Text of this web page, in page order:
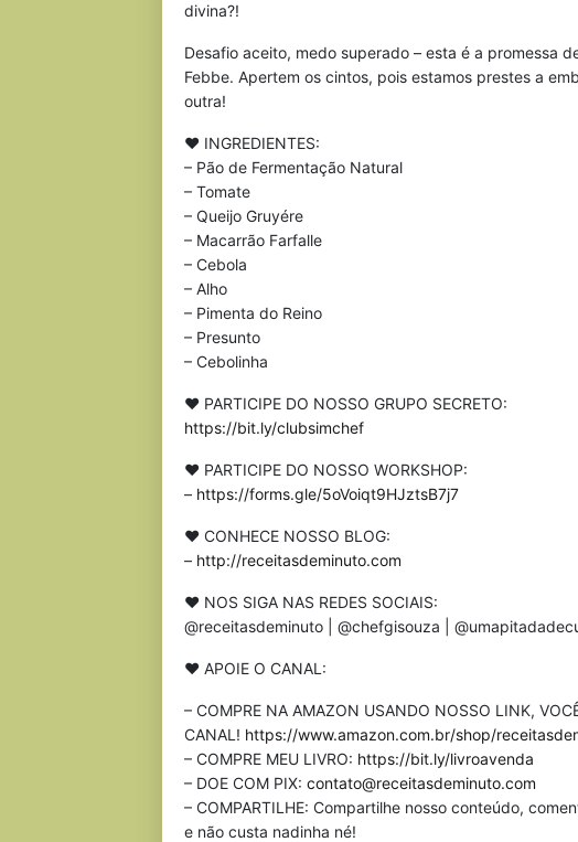
divina?!
Desafio aceito, medo superado – esta é a promessa
Febbe. Apertem os cintos, pois estamos prestes a
outra!
♥ INGREDIENTES:
– Pão de Fermentação Natural
– Tomate
– Queijo Gruyére
– Macarrão Farfalle
– Cebola
– Alho
– Pimenta do Reino
– Presunto
– Cebolinha
♥ PARTICIPE DO NOSSO GRUPO SECRETO:
https://bit.ly/clubsimchef
♥ PARTICIPE DO NOSSO WORKSHOP:
– https://forms.gle/5oVoiqt9HJztsB7j7
♥ CONHECE NOSSO BLOG:
– http://receitasdeminuto.com
♥ NOS SIGA NAS REDES SOCIAIS:
@receitasdeminuto | @chefgisouza |
♥ APOIE O CANAL:
– COMPRE NA AMAZON USANDO NOSSO LINK,
CANAL! https://www.amazon.com.br/shop/
– COMPRE MEU LIVRO: https://bit.ly/livroavenda
– DOE COM PIX: contato@receitasdeminuto.com
– COMPARTILHE: Compartilhe nosso conteúdo,
e não custa nadinha né!